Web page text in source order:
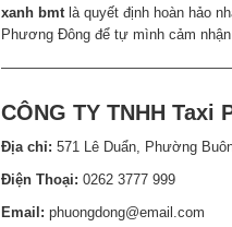
xanh bmtlà quyết định hoàn hảo
Phương Đông để tự mình cảm
CÔNG TY TNHH Taxi
Địa chỉ: 571 Lê Duẩn, Phường
Điện Thoại: 0262 3777 999
Email: phuongdong@email.com